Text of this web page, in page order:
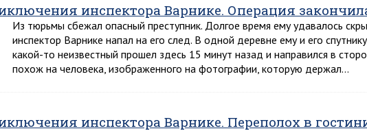
инспектора Варнике. Операция
Из тюрьмы сбежал опасный преступник. Долгое время ему удавалось
инспектор Варнике напал на его след. В одной деревне ему и его
какой-то неизвестный прошел здесь 15 минут назад и направился в
похож на человека, изображенного на фотографии, которую держал…
инспектора Варнике. Переполох в